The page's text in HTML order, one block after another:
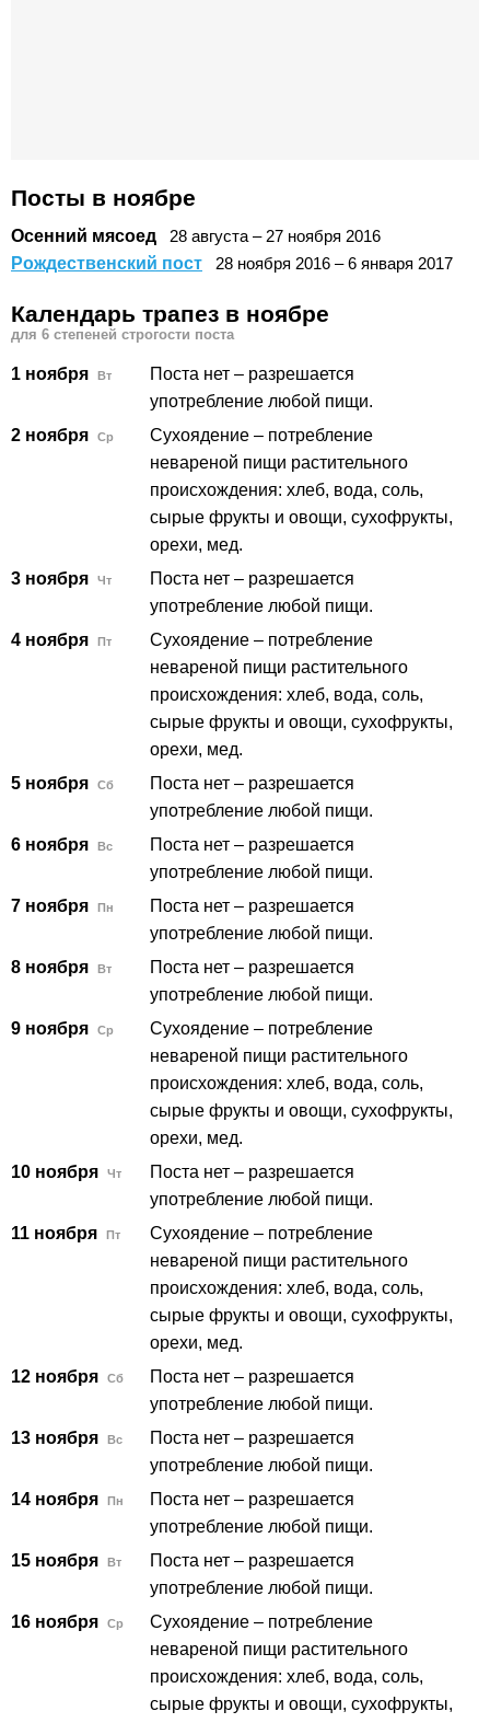
Посты в ноябре
Осенний мясоед 28 августа – 27 ноября 2016
Рождественский пост
28 ноября 2016 – 6 января 2017
Календарь трапез в ноябре
для 6 степеней строгости поста
1 ноября Вт
Поста нет – разрешается
употребление любой пищи.
2 ноября
Ср
Сухоядение – потребление
невареной пищи растительного
происхождения: хлеб, вода, соль,
сырые фрукты и овощи, сухофрукты,
орехи, мед.
3 ноября
Чт
Поста нет – разрешается
употребление любой пищи.
4 ноября
Пт
Сухоядение – потребление
невареной пищи растительного
происхождения: хлеб, вода, соль,
сырые фрукты и овощи, сухофрукты,
орехи, мед.
5 ноября
Сб
Поста нет – разрешается
употребление любой пищи.
6 ноября
Вс
Поста нет – разрешается
употребление любой пищи.
7 ноября
Пн
Поста нет – разрешается
употребление любой пищи.
8 ноября
Вт
Поста нет – разрешается
употребление любой пищи.
9 ноября
Ср
Сухоядение – потребление
невареной пищи растительного
происхождения: хлеб, вода, соль,
сырые фрукты и овощи, сухофрукты,
орехи, мед.
10 ноября
Чт
Поста нет – разрешается
употребление любой пищи.
11 ноября
Пт
Сухоядение – потребление
невареной пищи растительного
происхождения: хлеб, вода, соль,
сырые фрукты и овощи, сухофрукты,
орехи, мед.
12 ноября
Сб
Поста нет – разрешается
употребление любой пищи.
13 ноября
Вс
Поста нет – разрешается
употребление любой пищи.
14 ноября
Пн
Поста нет – разрешается
употребление любой пищи.
15 ноября
Вт
Поста нет – разрешается
употребление любой пищи.
16 ноября
Ср
Сухоядение – потребление
невареной пищи растительного
происхождения: хлеб, вода, соль,
сырые фрукты и овощи, сухофрукты,